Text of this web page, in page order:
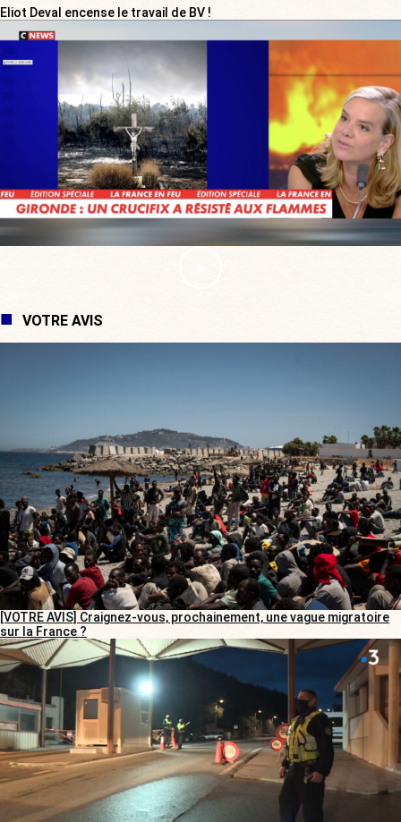
Eliot Deval encense le travail de BV !
VOTRE AVIS
[VOTRE AVIS] Craignez-vous, prochainement, une vague migratoire
sur la France ?